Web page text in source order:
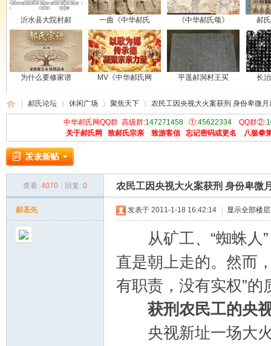
沂水县大院村郝 一曲《中华郝氏 《中华郝氏颂》 郝
为什么要修家谱 MV《中华郝氏网 平遥郝洞村王买 长
中 »
郝氏论坛
›
休闲广场 聚焦天下 农民工因央视大火案获刑 身份卑微
中华郝氏网QQ群 高级群:147271458①:45622334QQ群②:
关于郝氏网
致郝氏宗亲 致游客信 忘记密码或更名 八极拳
查看: 4070 回复: 0 农民工因央视大火案获刑 身份卑微
郝圣先 发表于 2011-1-18 16:42:14 显示全部楼层
从矿工、“蜘蛛人”
直是朝上走的。然而
有职责，没有实权”
获刑农民工的央
央视新址一场大火